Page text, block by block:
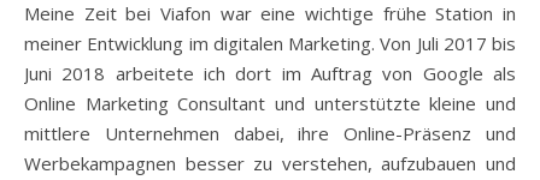
Meine Zeit bei Viafon war eine wichtige frühe Station in
meiner Entwicklung im digitalen Marketing. Von Juli 2017 bis
Juni 2018 arbeitete ich dort im Auftrag von Google als
Online Marketing Consultant und unterstützte kleine und
mittlere Unternehmen dabei, ihre Online-Präsenz und
Werbekampagnen besser zu verstehen, aufzubauen und